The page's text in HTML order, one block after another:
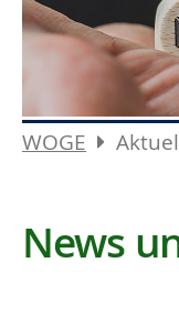
WOGE
News